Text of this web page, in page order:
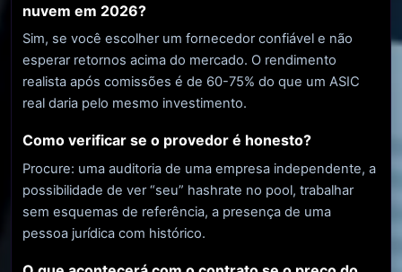
nuvem em 2026?
Sim, se você escolher um fornecedor confiável e não
esperar retornos acima do mercado. O rendimento
realista após comissões é de 60-75% do que um ASIC
real daria pelo mesmo investimento.
Como verificar se o provedor é honesto?
Procure: uma auditoria de uma empresa independente, a
possibilidade de ver “seu” hashrate no pool, trabalhar
sem esquemas de referência, a presença de uma
pessoa jurídica com histórico.